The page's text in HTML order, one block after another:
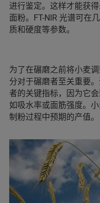
进行鉴定。这样才能获
面粉。FT-NIR 光谱可在
质和硬度等参数。
为了在碾磨之前将小麦
分对于碾磨者至关重要
者的关键指标，因为它
如吸水率或面筋强度。
制粉过程中预期的产值。